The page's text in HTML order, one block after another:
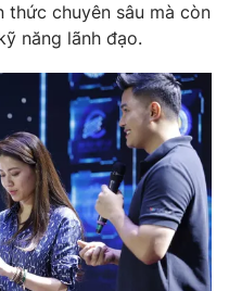
chuyên sâu mà còn
năng lãnh đạo.